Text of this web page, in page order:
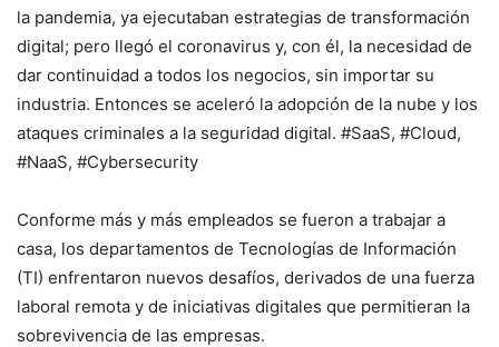
la pandemia, ya ejecutaban estrategias de transformación
digital; pero llegó el coronavirus y, con él, la necesidad de
dar continuidad a todos los negocios, sin importar su
industria. Entonces se aceleró la adopción de la nube y los
ataques criminales a la seguridad digital. #SaaS, #Cloud,
#NaaS, #Cybersecurity
Conforme más y más empleados se fueron a trabajar a
casa, los departamentos de Tecnologías de Información
(TI) enfrentaron nuevos desafíos, derivados de una fuerza
laboral remota y de iniciativas digitales que permitieran la
sobrevivencia de las empresas.